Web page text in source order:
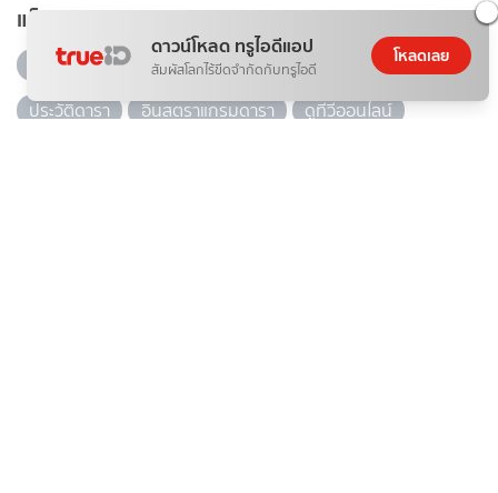
แท็กยอดนิยม
ดารา ข่าวบันเทิง ข่าวดารา
ไอจีดารา
ประวัติดารา
อินสตราแกรมดารา
ดูทีวีออนไลน์
ดาวน์โหลด ทรูไอดีแอป
สัมผัสโลกไร้ขีดจำกัดกับทรูไอดี
โหลดเลย